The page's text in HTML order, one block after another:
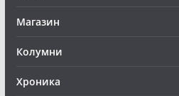
Магазин
Колумни
Хроника